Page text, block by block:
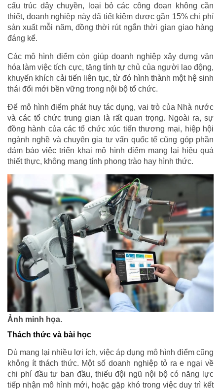
cấu trúc dây chuyền, loại bỏ các công đoạn không cần
thiết, doanh nghiệp này đã tiết kiệm được gần 15% chi phí
sản xuất mỗi năm, đồng thời rút ngắn thời gian giao hàng
đáng kể.
Các mô hình điểm còn giúp doanh nghiệp xây dựng văn
hóa làm việc tích cực, tăng tính tự chủ của người lao động,
khuyến khích cải tiến liên tục, từ đó hình thành một hệ sinh
thái đổi mới bền vững trong nội bộ tổ chức.
Để mô hình điểm phát huy tác dụng, vai trò của Nhà nước
và các tổ chức trung gian là rất quan trọng. Ngoài ra, sự
đồng hành của các tổ chức xúc tiến thương mại, hiệp hội
ngành nghề và chuyên gia tư vấn quốc tế cũng góp phần
đảm bảo việc triển khai mô hình điểm mang lại hiệu quả
thiết thực, không mang tính phong trào hay hình thức.
Ảnh minh họa.
Thách thức và bài học
Dù mang lại nhiều lợi ích, việc áp dụng mô hình điểm cũng
không ít thách thức. Một số doanh nghiệp tỏ ra e ngại về
chi phí đầu tư ban đầu, thiếu đội ngũ nội bộ có năng lực
tiếp nhận mô hình mới, hoặc gặp khó trong việc duy trì kết